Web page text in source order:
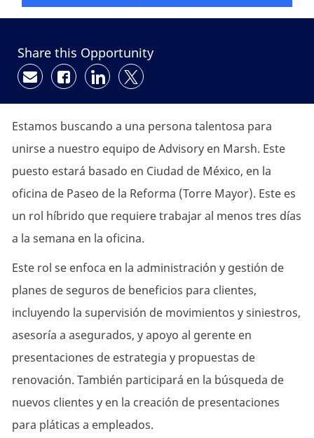
Share this Opportunity
Share via email
Share via Facebook
Share via LinkedIn
Share via twitter
Estamos buscando a una persona talentosa para
unirse a nuestro equipo de Advisory en Marsh. Este
puesto estará basado en Ciudad de México, en la
oficina de Paseo de la Reforma (Torre Mayor). Este es
un rol híbrido que requiere trabajar al menos tres días
a la semana en la oficina.
Este rol se enfoca en la administración y gestión de
planes de seguros de beneficios para clientes,
incluyendo la supervisión de movimientos y siniestros,
asesoría a asegurados, y apoyo al gerente en
presentaciones de estrategia y propuestas de
renovación. También participará en la búsqueda de
nuevos clientes y en la creación de presentaciones
para pláticas a empleados.